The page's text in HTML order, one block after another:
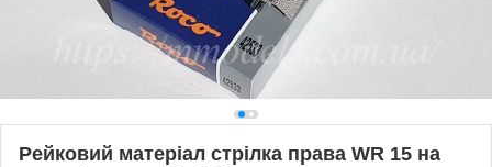
Рейковий матеріал стрілка права WR 15 на